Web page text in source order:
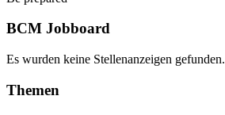
BCM Jobboard
Es wurden keine Stellenanzeigen gefunden.
Themen